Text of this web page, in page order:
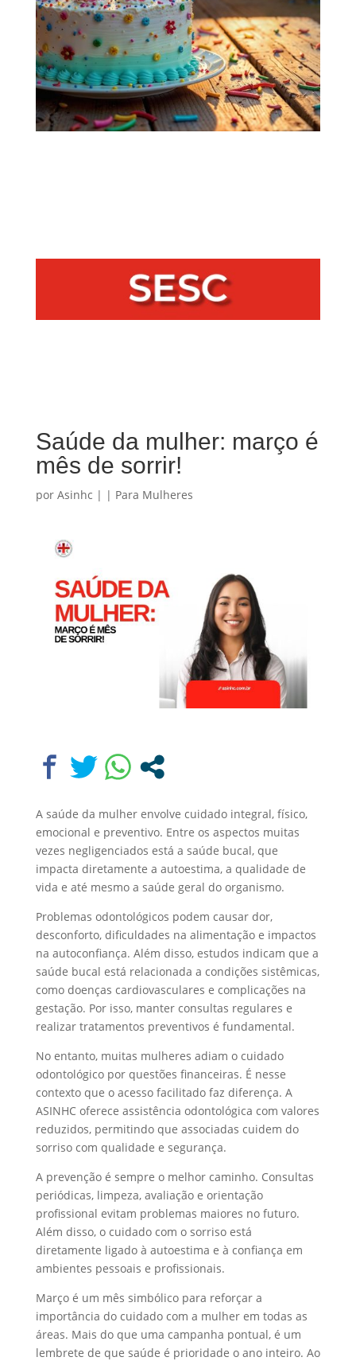
Saúde da mulher: março é
mês de sorrir!
por Asinhc | | Para Mulheres
A saúde da mulher envolve cuidado integral, físico,
emocional e preventivo. Entre os aspectos muitas
vezes negligenciados está a saúde bucal, que
impacta diretamente a autoestima, a qualidade de
vida e até mesmo a saúde geral do organismo.
Problemas odontológicos podem causar dor,
desconforto, dificuldades na alimentação e impactos
na autoconfiança. Além disso, estudos indicam que a
saúde bucal está relacionada a condições sistêmicas,
como doenças cardiovasculares e complicações na
gestação. Por isso, manter consultas regulares e
realizar tratamentos preventivos é fundamental.
No entanto, muitas mulheres adiam o cuidado
odontológico por questões financeiras. É nesse
contexto que o acesso facilitado faz diferença. A
ASINHC oferece assistência odontológica com valores
reduzidos, permitindo que associadas cuidem do
sorriso com qualidade e segurança.
A prevenção é sempre o melhor caminho. Consultas
periódicas, limpeza, avaliação e orientação
profissional evitam problemas maiores no futuro.
Além disso, o cuidado com o sorriso está
diretamente ligado à autoestima e à confiança em
ambientes pessoais e profissionais.
Março é um mês simbólico para reforçar a
importância do cuidado com a mulher em todas as
áreas. Mais do que uma campanha pontual, é um
lembrete de que saúde é prioridade o ano inteiro. Ao